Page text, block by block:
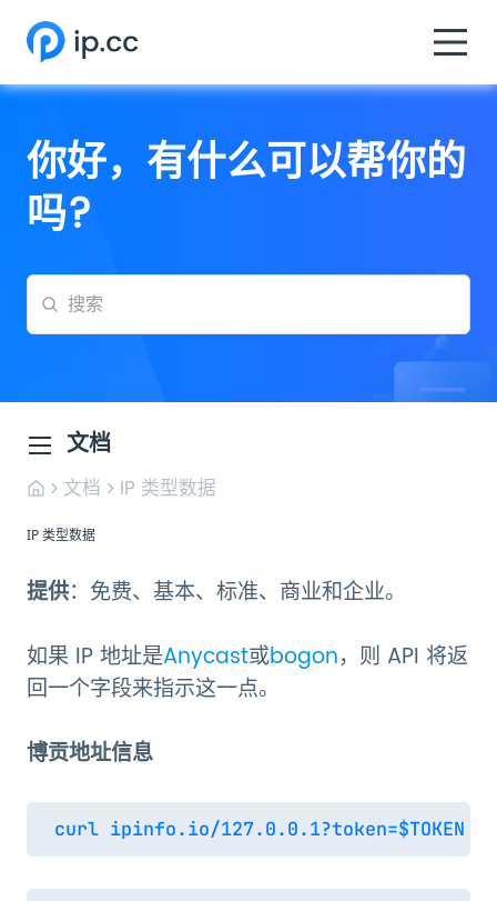
你好，有什么可以帮你的
吗?
文档
文档 IP 类型数据
IP 类型数据
提供：免费、基本、标准、商业和企业。
如果 IP 地址是Anycast或bogon，则 API 将返
回一个字段来指示这一点。
博贡地址信息